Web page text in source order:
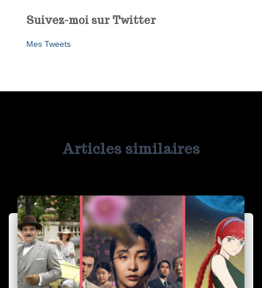
Suivez-moi sur Twitter
Mes Tweets
Articles similaires